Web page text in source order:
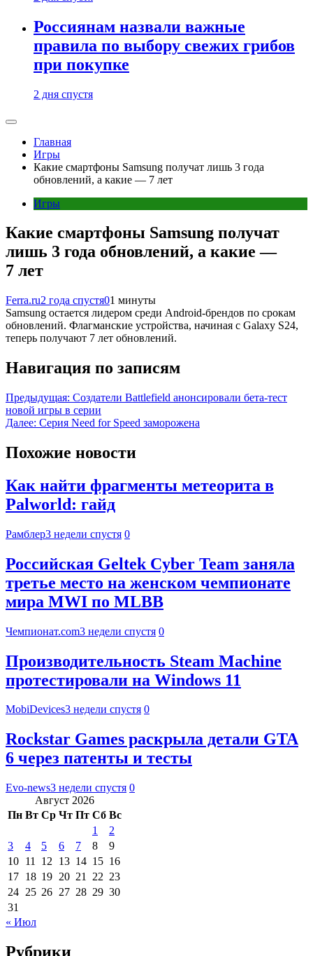
Россиянам назвали важные
правила по выбору свежих грибов
при покупке
2 дня спустя
Главная
Игры
Какие смартфоны Samsung получат лишь 3 года
обновлений, а какие — 7 лет
Игры
Какие смартфоны Samsung получат
лишь 3 года обновлений, а какие —
7 лет
Ferra.ru2 года спустя01 минуты
Samsung остается лидером среди Android-брендов по срокам
обновлений. Флагманские устройства, начиная с Galaxy S24,
теперь получают 7 лет обновлений.
Навигация по записям
Предыдущая: Создатели Battlefield анонсировали бета-тест
новой игры в серии
Далее: Серия Need for Speed заморожена
Похожие новости
Как найти фрагменты метеорита в
Palworld: гайд
Рамблер3 недели спустя 0
Российская Geltek Cyber Team заняла
третье место на женском чемпионате
мира MWI по MLBB
Чемпионат.com3 недели спустя 0
Производительность Steam Machine
протестировали на Windows 11
MobiDevices3 недели спустя 0
Rockstar Games раскрыла детали GTA
6 через патенты и тесты
Evo-news3 недели спустя 0
Август 2026
Пн Вт Ср Чт Пт Сб Вс
1
2
3
4 5 6 7 8
9
10 11 12 13 14 15 16
17 18 19 20 21 22 23
24 25 26 27 28 29 30
31
« Июл
Рубрики